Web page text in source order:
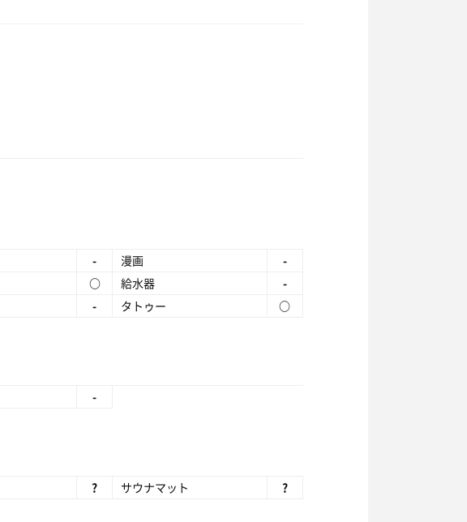
- 漫画
-
○ 給水器
-
- タトゥー ○
-
? サウナマット ?